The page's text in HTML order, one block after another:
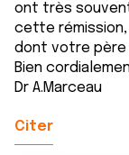
ont très
cette
dont votre père
Bien
Dr A.Marceau
Citer